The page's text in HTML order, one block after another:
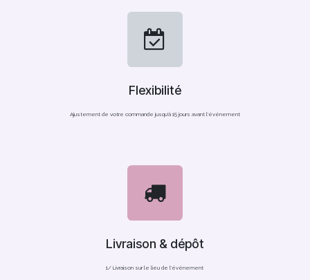
Flexibilité
Ajustement de votre commande jusqu'à 15 jours avant l'événement
Livraison & dépôt
1/ Livraison sur le lieu de l'événement